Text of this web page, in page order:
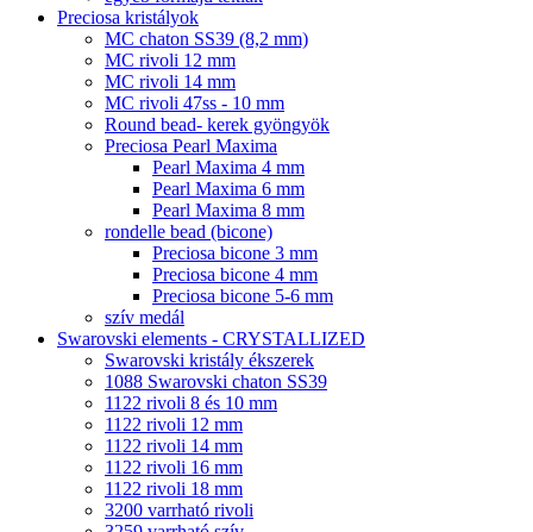
Preciosa kristályok
MC chaton SS39 (8,2 mm)
MC rivoli 12 mm
MC rivoli 14 mm
MC rivoli 47ss - 10 mm
Round bead- kerek gyöngyök
Preciosa Pearl Maxima
Pearl Maxima 4 mm
Pearl Maxima 6 mm
Pearl Maxima 8 mm
rondelle bead (bicone)
Preciosa bicone 3 mm
Preciosa bicone 4 mm
Preciosa bicone 5-6 mm
szív medál
Swarovski elements - CRYSTALLIZED
Swarovski kristály ékszerek
1088 Swarovski chaton SS39
1122 rivoli 8 és 10 mm
1122 rivoli 12 mm
1122 rivoli 14 mm
1122 rivoli 16 mm
1122 rivoli 18 mm
3200 varrható rivoli